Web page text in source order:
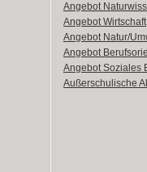
Angebot
Angebot Wirtschaft
Angebot Natur/
Angebot
Angebot Soziales
Außerschulische